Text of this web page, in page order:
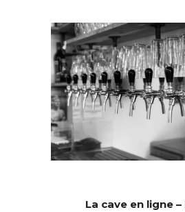
La cave en ligne –